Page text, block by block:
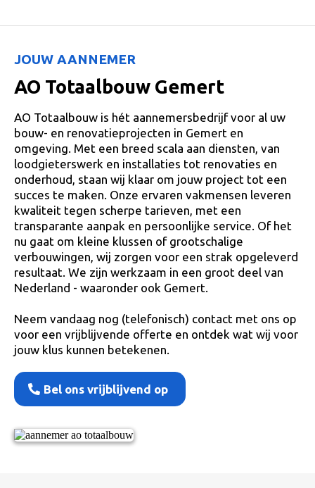
JOUW AANNEMER
AO Totaalbouw Gemert
AO Totaalbouw is hét aannemersbedrijf voor al uw
bouw- en renovatieprojecten in Gemert en
omgeving. Met een breed scala aan diensten, van
loodgieterswerk en installaties tot renovaties en
onderhoud, staan wij klaar om jouw project tot een
succes te maken. Onze ervaren vakmensen leveren
kwaliteit tegen scherpe tarieven, met een
transparante aanpak en persoonlijke service. Of het
nu gaat om kleine klussen of grootschalige
verbouwingen, wij zorgen voor een strak opgeleverd
resultaat. We zijn werkzaam in een groot deel van
Nederland - waaronder ook Gemert.
Neem vandaag nog (telefonisch) contact met ons op
voor een vrijblijvende offerte en ontdek wat wij voor
jouw klus kunnen betekenen.
Bel ons vrijblijvend op